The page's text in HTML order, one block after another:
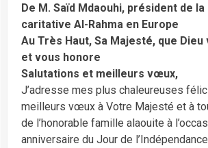
De M. Saïd Mdaouhi, président de
caritative Al-Rahma en Europe
Au Très Haut, Sa Majesté, que
et vous honore
Salutations et meilleurs vœux,
J’adresse mes plus chaleureuses
meilleurs vœux à Votre Majesté et à
de l’honorable famille alaouite à
anniversaire du Jour de